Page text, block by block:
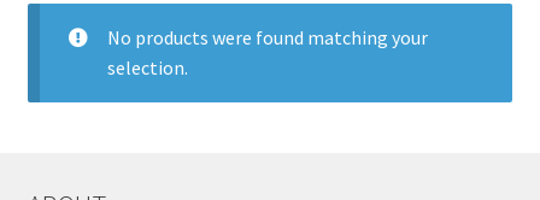
No products were found matching your
selection.